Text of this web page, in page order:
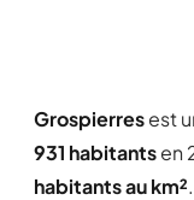
Grospierresest
931 habitantsen
habitants au km²